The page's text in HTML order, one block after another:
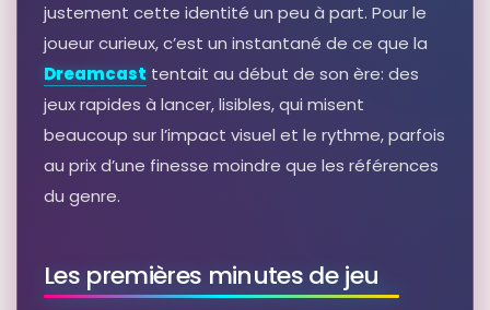
Breaking The Hold Of Witchcraft:
100 Warfare Prayers To Fight
Against Witchcraft Attack, Demonic
Attack, Evil Curses And Soul Ties
Autres produits liés
Voir sur Rakuten →
Voir sur Rakuten →
justement cette identité un peu à part. Pour le
joueur curieux, c’est un instantané de ce que la
Dreamcast tentait au début de son ère: des
jeux rapides à lancer, lisibles, qui misent
beaucoup sur l’impact visuel et le rythme, parfois
au prix d’une finesse moindre que les références
du genre.
Les premières minutes de jeu